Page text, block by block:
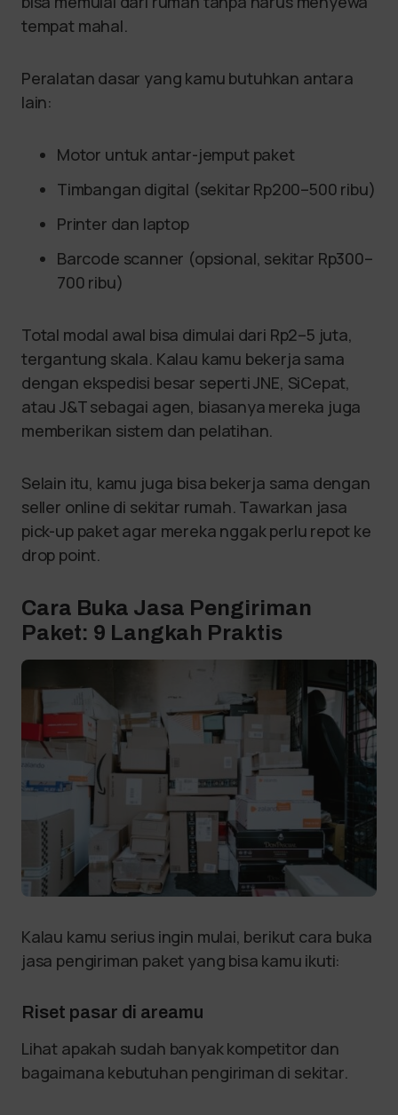
tempat mahal.
Peralatan dasar yang kamu butuhkan antara
lain:
Motor untuk antar-jemput paket
Timbangan digital (sekitar Rp200–500 ribu)
Printer dan laptop
Barcode scanner (opsional, sekitar Rp300–
700 ribu)
Total modal awal bisa dimulai dari Rp2–5 juta,
tergantung skala. Kalau kamu bekerja sama
dengan ekspedisi besar seperti JNE, SiCepat,
atau J&T sebagai agen, biasanya mereka juga
memberikan sistem dan pelatihan.
Selain itu, kamu juga bisa bekerja sama dengan
seller online di sekitar rumah. Tawarkan jasa
pick-up paket agar mereka nggak perlu repot ke
drop point.
Cara Buka Jasa Pengiriman
Paket: 9 Langkah Praktis
Kalau kamu serius ingin mulai, berikut cara buka
jasa pengiriman paket yang bisa kamu ikuti:
Riset pasar di areamu
Lihat apakah sudah banyak kompetitor dan
bagaimana kebutuhan pengiriman di sekitar.